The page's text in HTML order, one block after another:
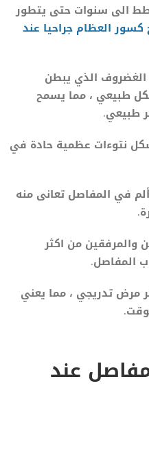
الى سنوات حتى يتطور
كسور العظام جراحيا عند
الذي يبطن
طبيعي ، مما يسمح
طبيعي.
نتوءات عظمية حادة في
في المفاصل تعانى منه
والمرفقين من اكثر
المفاصل.
مرض تدريجي ، مما يعني
عند